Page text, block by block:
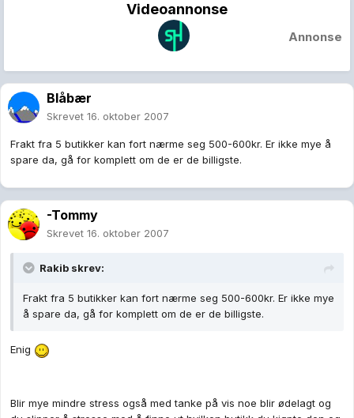
Videoannonse
Annonse
Blåbær
Skrevet 16. oktober 2007
Frakt fra 5 butikker kan fort nærme seg 500-600kr. Er ikke mye å
spare da, gå for komplett om de er de billigste.
-Tommy
Skrevet 16. oktober 2007
Rakib skrev:
Frakt fra 5 butikker kan fort nærme seg 500-600kr. Er ikke mye
å spare da, gå for komplett om de er de billigste.
Enig
Blir mye mindre stress også med tanke på vis noe blir ødelagt og